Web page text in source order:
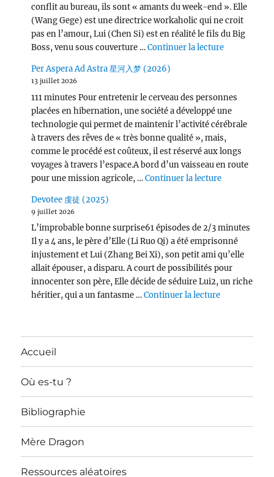
conflit au bureau, ils sont « amants du week-end ». Elle
(Wang Gege) est une directrice workaholic qui ne croit
pas en l’amour, Lui (Chen Si) est en réalité le fils du Big
Boss, venu sous couverture …Continuer la lecturede « Victory
Per Aspera Ad Astra 星河入梦 (2026)
13 juillet 2026
111 minutes Pour entretenir le cerveau des personnes
placées en hibernation, une société a développé une
technologie qui permet de maintenir l’activité cérébrale
à travers des rêves de « très bonne qualité », mais,
comme le procédé est coûteux, il est réservé aux longs
voyages à travers l’espace.A bord d’un vaisseau en route
pour une mission agricole, …Continuer la lecturede « Per
Devotee 虔徒 (2025)
9 juillet 2026
L’improbable bonne surprise61 épisodes de 2/3 minutes
Il y a 4 ans, le père d’Elle (Li Ruo Qi) a été emprisonné
injustement et Lui (Zhang Bei Xi), son petit ami qu’elle
allait épouser, a disparu. A court de possibilités pour
innocenter son père, Elle décide de séduire Lui2, un riche
héritier, qui a un fantasme …Continuer la lecturede « Devotee
Accueil
Où es-tu ?
Bibliographie
Mère Dragon
Ressources aléatoires